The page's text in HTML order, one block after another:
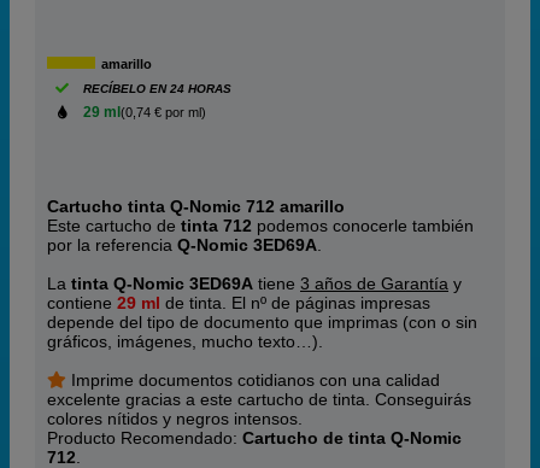
amarillo
RECÍBELO EN 24 HORAS
29 ml (0,74 € por ml)
Cartucho tinta Q-Nomic 712 amarillo
Este cartucho de tinta 712 podemos conocerle también
por la referencia Q-Nomic 3ED69A
La tinta Q-Nomic 3ED69A tiene 3 años de Garantía y
contiene 29 ml de tinta. El nº de páginas impresas
depende del tipo de documento que imprimas (con o sin
gráficos, imágenes, mucho texto…).
Imprime documentos cotidianos con una calidad
excelente gracias a este cartucho de tinta. Conseguirás
colores nítidos y negros intensos.
Producto Recomendado: Cartucho de tinta Q-Nomic
712